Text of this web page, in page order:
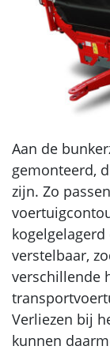
Aan de
gemonteerd,
zijn. Zo
verstelbaar,
verschillende
Verliezen bij
kunnen